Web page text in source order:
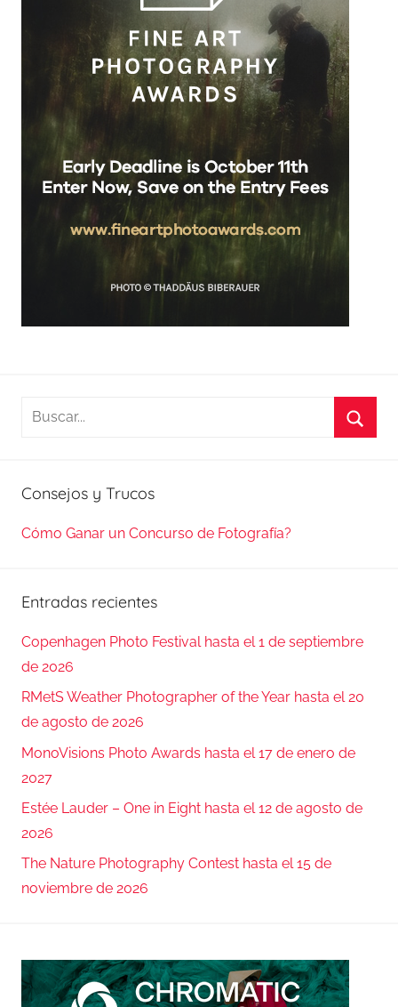
Buscar:
Consejos y Trucos
Cómo Ganar un Concurso de Fotografía?
Entradas recientes
Copenhagen Photo Festival hasta el 1 de septiembre
de 2026
RMetS Weather Photographer of the Year hasta el 20
de agosto de 2026
MonoVisions Photo Awards hasta el 17 de enero de
2027
Estée Lauder – One in Eight hasta el 12 de agosto de
2026
The Nature Photography Contest hasta el 15 de
noviembre de 2026